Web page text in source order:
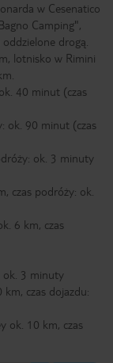
w Cesenatico
Camping",
drogą.
lotnisko w Rimini
40 minut (czas
ok. 90 minut (czas
ok. 3 minuty
czas podróży: ok.
6 km, czas
ok. 3 minuty
czas dojazdu:
ok. 10 km, czas